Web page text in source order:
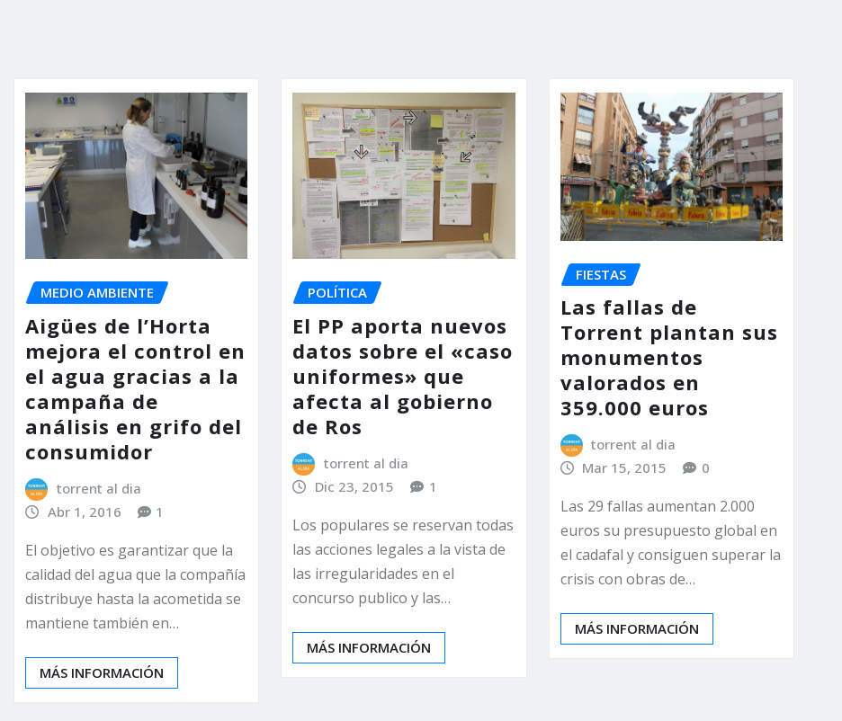
MEDIO AMBIENTE
Aigües de l’Horta
mejora el control en
el agua gracias a la
campaña de
análisis en grifo del
consumidor
torrent al dia
Abr 1, 2016
1
El objetivo es garantizar que la
calidad del agua que la compañía
distribuye hasta la acometida se
mantiene también en…
MÁS INFORMACIÓN
POLÍTICA
El PP aporta nuevos
datos sobre el «caso
uniformes» que
afecta al gobierno
de Ros
torrent al dia
Dic 23, 2015
1
Los populares se reservan todas
las acciones legales a la vista de
las irregularidades en el
concurso publico y las…
MÁS INFORMACIÓN
FIESTAS
Las fallas de
Torrent plantan sus
monumentos
valorados en
359.000 euros
torrent al dia
Mar 15, 2015
0
Las 29 fallas aumentan 2.000
euros su presupuesto global en
el cadafal y consiguen superar la
crisis con obras de…
MÁS INFORMACIÓN